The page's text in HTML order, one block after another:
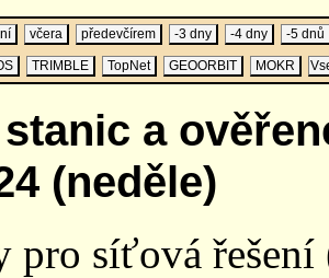
včera předevčírem -3 dny -4 dny -5 dnů
TRIMBLE TopNet GEOORBIT MOKR
a
(neděle)
pro síťová